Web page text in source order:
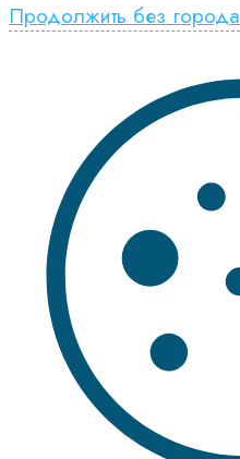
Продолжить без города